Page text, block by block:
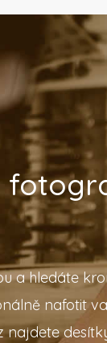
a hledáte
nafotit
najdete